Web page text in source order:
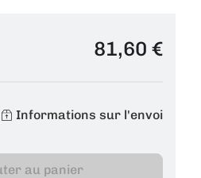
81,60 €
Informations sur l'envoi
au panier